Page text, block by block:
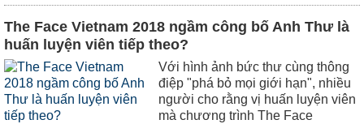
The Face Vietnam 2018 ngầm công bố Anh Thư là
huấn luyện viên tiếp theo?
Với hình ảnh bức thư cùng thông
điệp "phá bỏ mọi giới hạn", nhiều
người cho rằng vị huấn luyện viên
mà chương trình The Face